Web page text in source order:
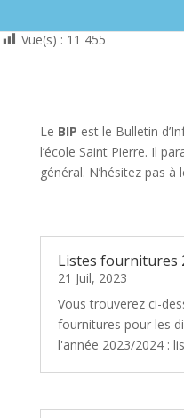
Vue(s) : 11 455
Le BIP est le Bulletin
l’école Saint Pierre. Il
général. N’hésitez pas à
Listes fournitures
21 Juil, 2023
Vous trouverez ci-
fournitures pour les
l'année 2023/2024 :